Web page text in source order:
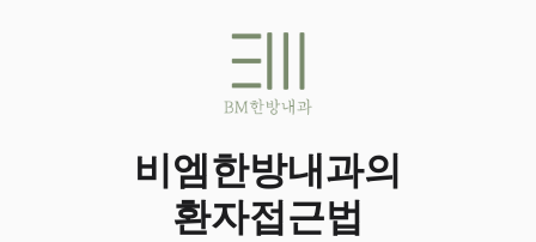
비엠한방내과의
환자접근법